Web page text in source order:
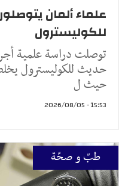
علماء ألمان
للكوليسترول
توصلت دراسة علمية
حديث للكوليسترول
حيث ل
15:53 - 2026/08/05
طبّ و صحّة